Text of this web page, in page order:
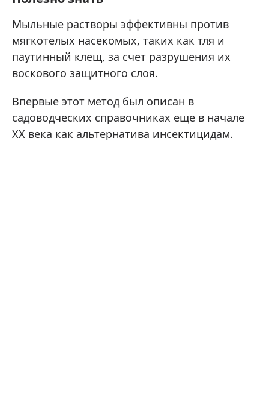
Мыльные растворы эффективны против
мягкотелых насекомых, таких как тля и
паутинный клещ, за счет разрушения их
воскового защитного слоя.
Впервые этот метод был описан в
садоводческих справочниках еще в начале
XX века как альтернатива инсектицидам.